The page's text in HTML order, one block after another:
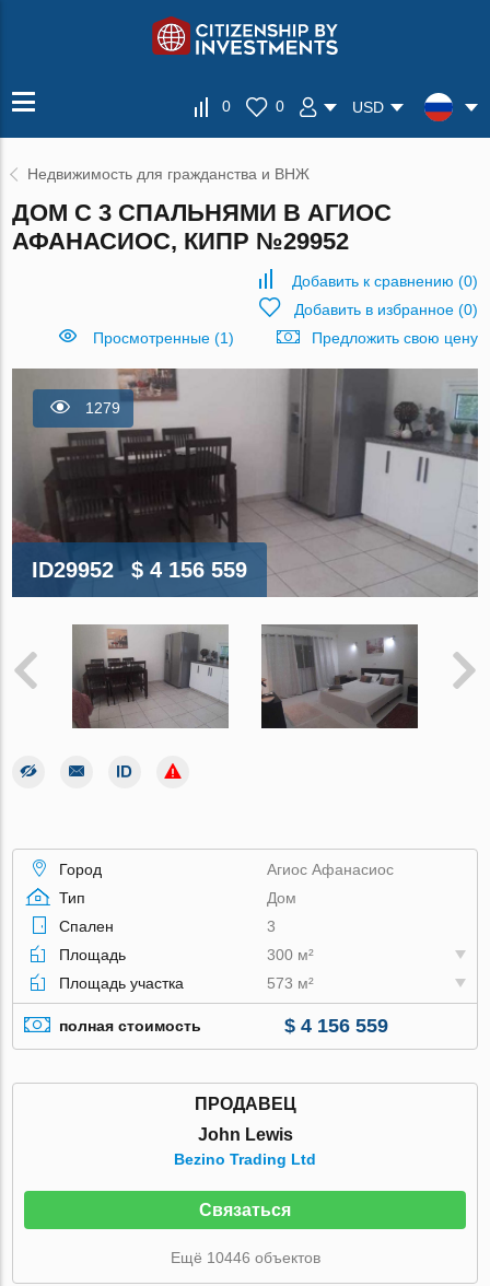
0 0 USD
Недвижимость для гражданства и ВНЖ
ДОМ С 3 СПАЛЬНЯМИ В АГИОС
АФАНАСИОС, КИПР №29952
Добавить к сравнению (0)
Добавить в избранное(0)
Просмотренные (1)
Предложить свою цену
1279
ID29952 $ 4 156 559
Город
Агиос Афанасиос
Тип
Дом
Спален
3
Площадь
300 м²
Площадь участка
573 м²
полная стоимость $ 4 156 559
ПРОДАВЕЦ
John Lewis
Bezino Trading Ltd
Связаться
Ещё 10446 объектов